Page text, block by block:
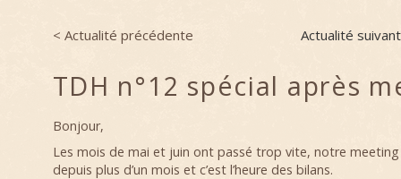
Post navigation
Actualité
< Actualité précédente
TDH n°12 spécial après
Bonjour,
Les mois de mai et juin ont passé trop vite, notre
depuis plus d’un mois et c’est l’heure des bilans.